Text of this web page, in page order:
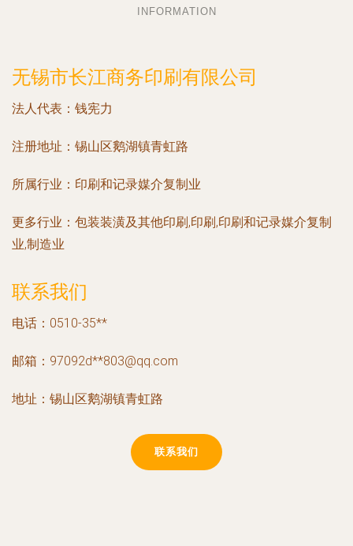
INFORMATION
无锡市长江商务印刷有限公司
法人代表： 钱宪力
注册地址： 锡山区鹅湖镇青虹路
所属行业： 印刷和记录媒介复制业
更多行业： 包装装潢及其他印刷,印刷,印刷和记录媒介复制
业,制造业
联系我们
电话：0510-35**
邮箱：97092d**803@qq.com
地址：锡山区鹅湖镇青虹路
联系我们